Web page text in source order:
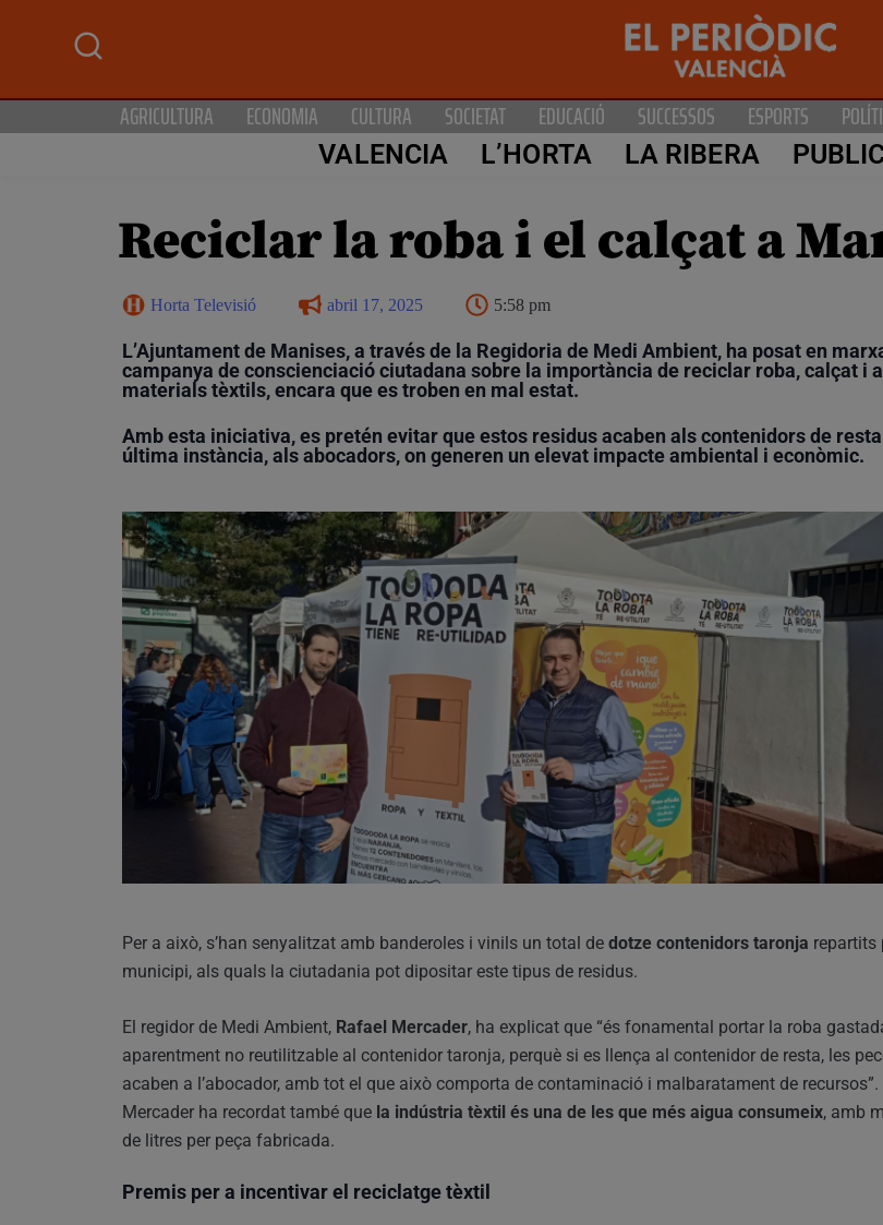
AGRICULTURA ECONOMIA CULTURA SOCIETAT EDUCACIÓ SUCCESSOS ESPORTS
VALENCIA L’HORTA LA RIBERA
Reciclar la roba i el calçat a
Horta Televisió abril 17, 2025 5:58 pm
L’Ajuntament de Manises, a través de la Regidoria de Medi Ambient, ha posat en
campanya de conscienciació ciutadana sobre la importància de reciclar roba, calçat i
materials tèxtils, encara que es troben en mal estat.
Amb esta iniciativa, es pretén evitar que estos residus acaben als contenidors de resta
última instància, als abocadors, on generen un elevat impacte ambiental i econòmic.
Per a això, s’han senyalitzat amb banderoles i vinils un total de dotze contenidors taronja repartits
municipi, als quals la ciutadania pot dipositar este tipus de residus.
El regidor de Medi Ambient, Rafael Mercader, ha explicat que “és fonamental portar la roba
aparentment no reutilitzable al contenidor taronja, perquè si es llença al contenidor de resta, les
acaben a l’abocador, amb tot el que això comporta de contaminació i malbaratament de recursos”.
Mercader ha recordat també que la indústria tèxtil és una de les que més aigua consumeix, amb
de litres per peça fabricada.
Premis per a incentivar el reciclatge tèxtil